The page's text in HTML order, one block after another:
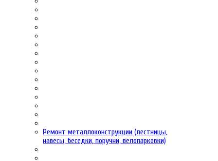
Ремонт металлоконструкции (лестницы,
навесы, беседки, поручни, велопарковки)